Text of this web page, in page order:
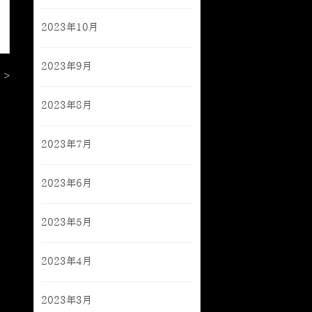
>
2023年10月
2023年9月
2023年8月
2023年7月
2023年6月
2023年5月
2023年4月
2023年3月